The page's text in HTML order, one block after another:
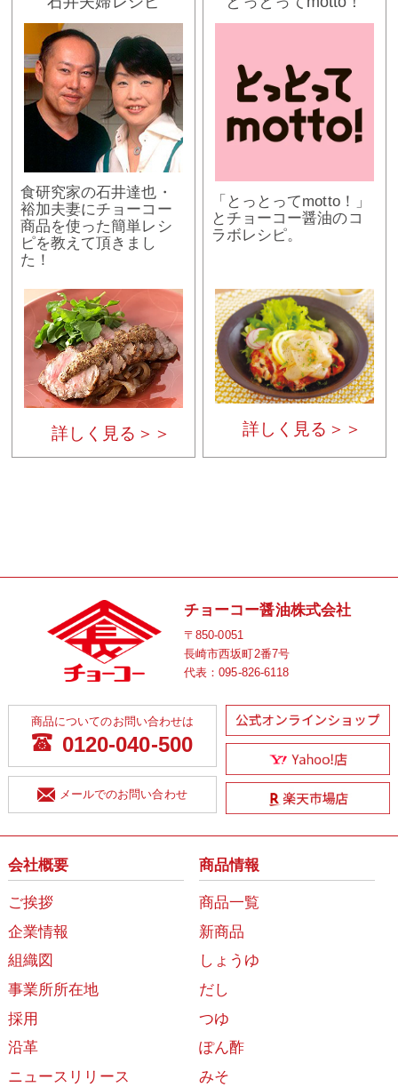
食研究家の石井達也・
裕加夫妻にチョーコー
商品を使った簡単レシ
ピを教えて頂きまし
た！
詳しく見る＞＞
「とっとってmotto！」
とチョーコー醤油のコ
ラボレシピ。
詳しく見る＞＞
チョーコー醤油株式会社
〒850-0051
長崎市西坂町2番7号
代表：095-826-6118
商品についてのお問い合わせは
0120-040-500
メールでのお問い合わせ
会社概要
ご挨拶
企業情報
組織図
事業所所在地
採用
沿革
ニュースリリース
商品情報
商品一覧
新商品
しょうゆ
だし
つゆ
ぽん酢
みそ